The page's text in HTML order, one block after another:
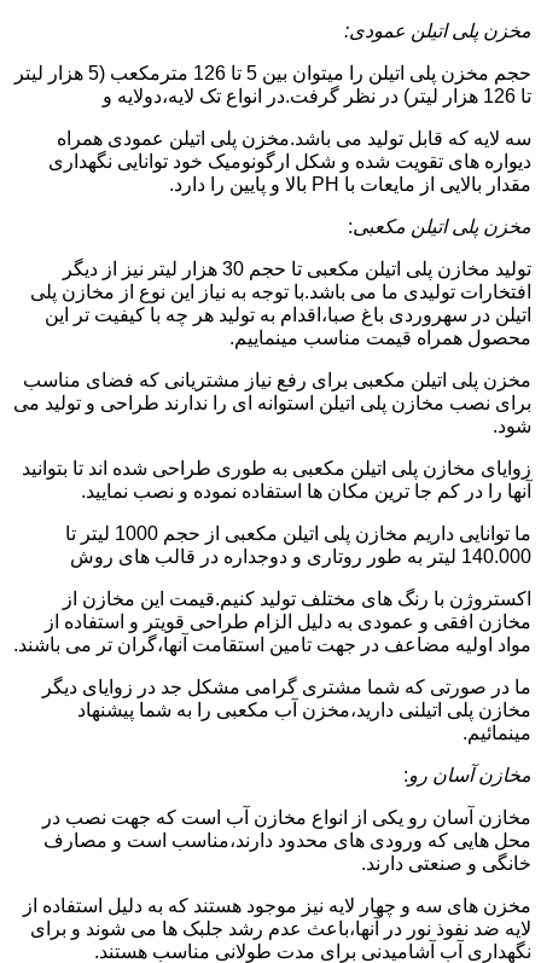
مخزن پلی اتیلن عمودی:
حجم مخزن پلی اتیلن را میتوان بین 5 تا 126 مترمکعب (5 هزار لیتر
تا 126 هزار لیتر) در نظر گرفت.در انواع تک لایه،دولایه و
سه لایه که قابل تولید می باشد.مخزن پلی اتیلن عمودی همراه
دیواره های تقویت شده و شکل ارگونومیک خود توانایی نگهداری
مقدار بالایی از مایعات با PH بالا و پایین را دارد.
مخزن پلی اتیلن مکعبی:
تولید مخازن پلی اتیلن مکعبی تا حجم 30 هزار لیتر نیز از دیگر
افتخارات تولیدی ما می باشد.با توجه به نیاز این نوع از مخازن پلی
اتیلن در سهروردی باغ صبا،اقدام به تولید هر چه با کیفیت تر این
محصول همراه قیمت مناسب مینماییم.
مخزن پلی اتیلن مکعبی برای رفع نیاز مشتریانی که فضای مناسب
برای نصب مخازن پلی اتیلن استوانه ای را ندارند طراحی و تولید می
شود.
زوایای مخازن پلی اتیلن مکعبی به طوری طراحی شده اند تا بتوانید
آنها را در کم جا ترین مکان ها استفاده نموده و نصب نمایید.
ما توانایی داریم مخازن پلی اتیلن مکعبی از حجم 1000 لیتر تا
140.000 لیتر به طور روتاری و دوجداره در قالب های روش
اکستروژن با رنگ های مختلف تولید کنیم.قیمت این مخازن از
مخازن افقی و عمودی به دلیل الزام طراحی قویتر و استفاده از
مواد اولیه مضاعف در جهت تامین استقامت آنها،گران تر می باشند.
ما در صورتی که شما مشتری گرامی مشکل جد در زوایای دیگر
مخازن پلی اتیلنی دارید،مخزن آب مکعبی را به شما پیشنهاد
مینمائیم.
مخازن آسان رو:
مخازن آسان رو یکی از انواع مخازن آب است که جهت نصب در
محل هایی که ورودی های محدود دارند،مناسب است و مصارف
خانگی و صنعتی دارند.
مخزن های سه و چهار لایه نیز موجود هستند که به دلیل استفاده از
لایه ضد نفوذ نور در آنها،باعث عدم رشد جلبک ها می شوند و برای
نگهداری آب آشامیدنی برای مدت طولانی مناسب هستند.